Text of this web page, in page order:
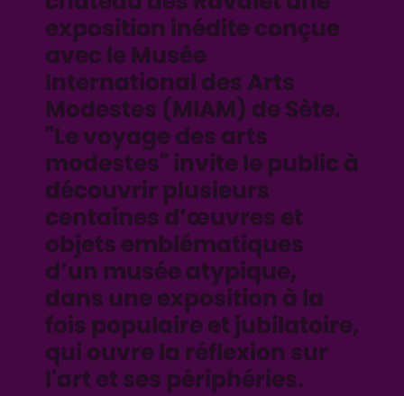
exposition inédite conçue
avec le Musée
International des Arts
Modestes (MIAM) de Sète.
"Le voyage des arts
modestes" invite le public à
découvrir plusieurs
centaines d’œuvres et
objets emblématiques
d’un musée atypique,
dans une exposition à la
fois populaire et jubilatoire,
qui ouvre la réflexion sur
l'art et ses périphéries.